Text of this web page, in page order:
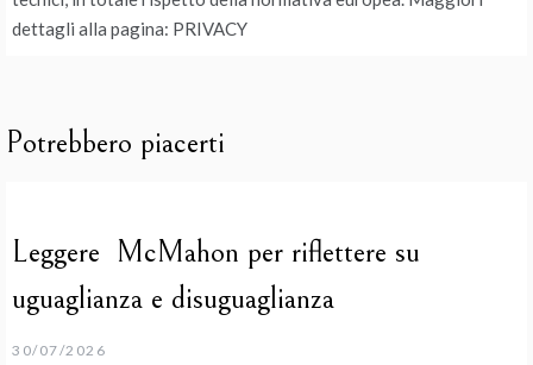
dettagli alla pagina: PRIVACY
Potrebbero piacerti
Leggere McMahon per riflettere su
uguaglianza e disuguaglianza
30/07/2026